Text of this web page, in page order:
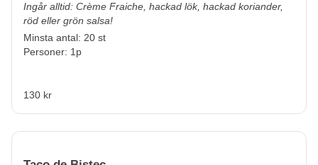
Ingår alltid: Crème Fraiche, hackad lök, hackad koriander,
röd eller grön salsa!
Minsta antal: 20 st
Personer: 1p
130 kr